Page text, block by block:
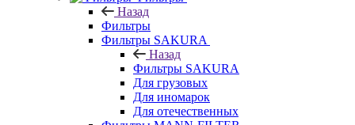
Назад
Фильтры
Фильтры SAKURA
Назад
Фильтры SAKURA
Для грузовых
Для иномарок
Для отечественных